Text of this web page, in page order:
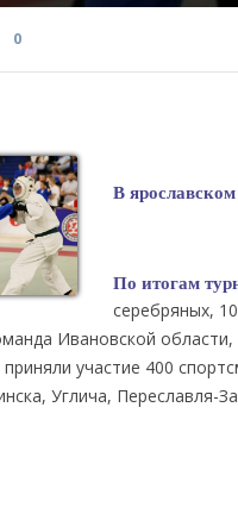
0
В
По итогам
серебряных,
Ивановской
участие 400
Углича, Переславля-